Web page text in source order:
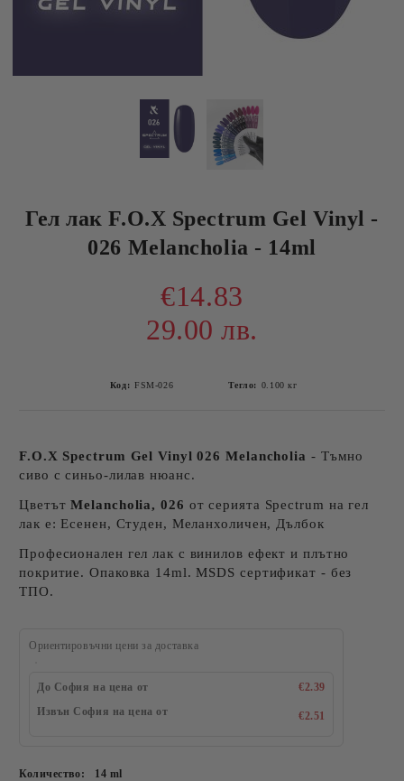
Гел лак F.O.X Spectrum Gel Vinyl -
026 Melancholia - 14ml
€14.83
29.00 лв.
Код: FSM-026 Тегло: 0.100 кг
F.O.X Spectrum Gel Vinyl 026 Melancholia - Тъмно
сиво с синьо-лилав нюанс.
ЦветътMelancholia, 026 от серията Spectrum на гел
лак е: Есенен, Студен, Меланхоличен, Дълбок
Професионален гел лак с винилов ефект и плътно
покритие. Опаковка 14ml. MSDS сертификат - без
ТПО.
Ориентировъчни цени за доставка
До София на цена от
€2.39
Извън София на цена от
€2.51
Количество: 14 ml